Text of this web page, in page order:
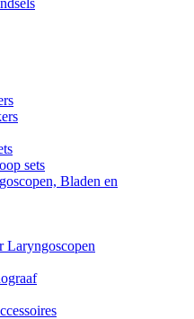
sets
Bladen en
Laryngoscopen